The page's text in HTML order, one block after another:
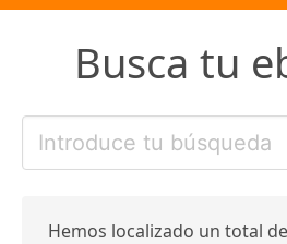
Busca tu
Hemos localizado un total